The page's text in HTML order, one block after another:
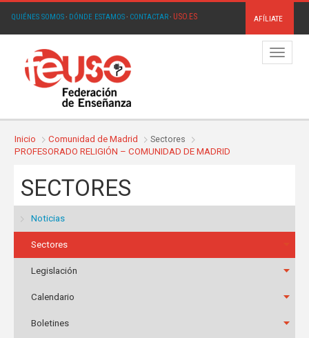
QUIÉNES SOMOS· DÓNDE ESTAMOS· CONTACTAR· USO.ES AFÍLIATE
Menú
Inicio Comunidad de Madrid
Sectores
PROFESORADO RELIGIÓN – COMUNIDAD DE MADRID
SECTORES
Noticias
Sectores
Legislación
Calendario
Boletines